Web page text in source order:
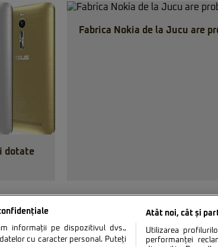
dotate
Fabrica Nokia de la Jucu are
informații pe dispozitivul dvs.,
cu caracter personal. Puteți
Atât noi, cât și
Utilizarea
performanței